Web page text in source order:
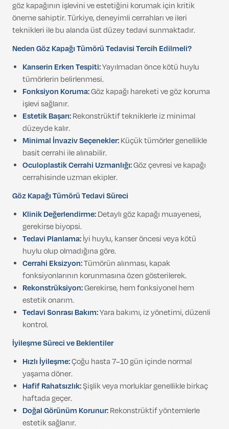
göz kapağının işlevini ve estetiğini korumak için kritik
öneme sahiptir. Türkiye, deneyimli cerrahları ve ileri
teknikleri ile bu alanda üst düzey tedavi sunmaktadır.
Neden Göz Kapağı Tümörü Tedavisi Tercih Edilmeli?
Kanserin Erken Tespiti:Yayılmadan önce kötü huylu
tümörlerin belirlenmesi.
Fonksiyon Koruma:Göz kapağı hareketi ve göz koruma
işlevi sağlanır.
Estetik Başarı:Rekonstrüktif tekniklerle iz minimal
düzeyde kalır.
Minimal İnvaziv Seçenekler:Küçük tümörler genellikle
basit cerrahi ile alınabilir.
Oculoplastik Cerrahi Uzmanlığı:Göz çevresi ve kapağı
cerrahisinde uzman ekipler.
Göz Kapağı Tümörü Tedavi Süreci
Klinik Değerlendirme:Detaylı göz kapağı muayenesi,
gerekirse biyopsi.
Tedavi Planlama:İyi huylu, kanser öncesi veya kötü
huylu olup olmadığına göre.
Cerrahi Eksizyon:Tümörün alınması, kapak
fonksiyonlarının korunmasına özen gösterilerek.
Rekonstrüksiyon:Gerekirse, hem fonksiyonel hem
estetik onarım.
Tedavi Sonrası Bakım:Yara bakımı, iz yönetimi, düzenli
kontrol.
İyileşme Süreci ve Beklentiler
Hızlı İyileşme:Çoğu hasta 7–10 gün içinde normal
yaşama döner.
Hafif Rahatsızlık:Şişlik veya morluklar genellikle birkaç
haftada geçer.
Doğal Görünüm Korunur:Rekonstrüktif yöntemlerle
estetik sağlanır.